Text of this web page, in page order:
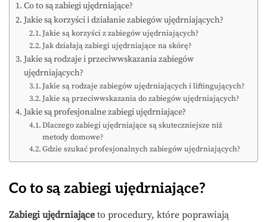
Co to są zabiegi ujędrniające?
Jakie są korzyści i działanie zabiegów ujędrniających?
Jakie są korzyści z zabiegów ujędrniających?
Jak działają zabiegi ujędrniające na skórę?
Jakie są rodzaje i przeciwwskazania zabiegów
ujędrniających?
Jakie są rodzaje zabiegów ujędrniających i liftingujących?
Jakie są przeciwwskazania do zabiegów ujędrniających?
Jakie są profesjonalne zabiegi ujędrniające?
Dlaczego zabiegi ujędrniające są skuteczniejsze niż
metody domowe?
Gdzie szukać profesjonalnych zabiegów ujędrniających?
Co to są zabiegi ujędrniające?
Zabiegi ujędrniające to procedury, które poprawiają